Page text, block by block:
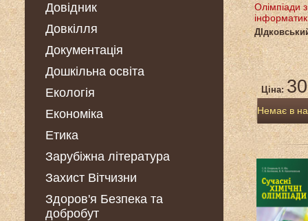
Довідник
Довкілля
Документація
Дошкільна освіта
Екологія
Економіка
Етика
Зарубіжна література
Захист Вітчизни
Здоров'я Безпека та
добробут
Олімпіади з
Ціна:
Немає в